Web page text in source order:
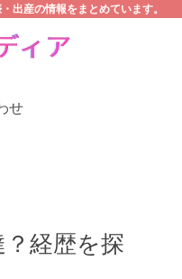
出産の情報をまとめています。
せ
経歴を探